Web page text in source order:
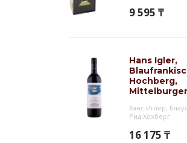
9 595 ₸
Hans Igler,
Hochberg,
Ханс Иглер,
Рид Хохберг
16 175 ₸